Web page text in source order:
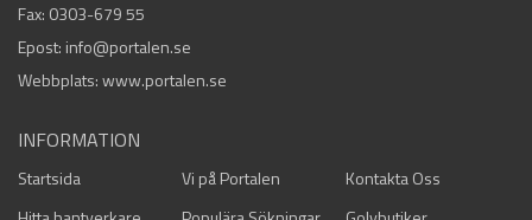
Fax: 0303-679 55
Epost: info@portalen.se
Webbplats: www.portalen.se
INFORMATION
Startsida Vi på Portalen
Kontakta Oss